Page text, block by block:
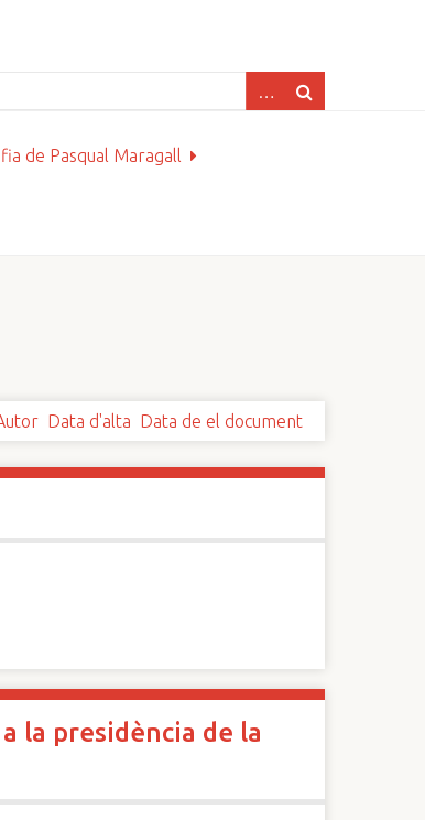
de Pasqual Maragall
Data d'alta Data de el document
la presidència de la